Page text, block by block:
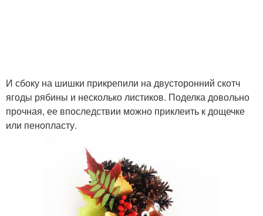
И сбоку на шишки прикрепили на двусторонний скотч
ягоды рябины и несколько листиков. Поделка довольно
прочная, ее впоследствии можно приклеить к дощечке
или пенопласту.